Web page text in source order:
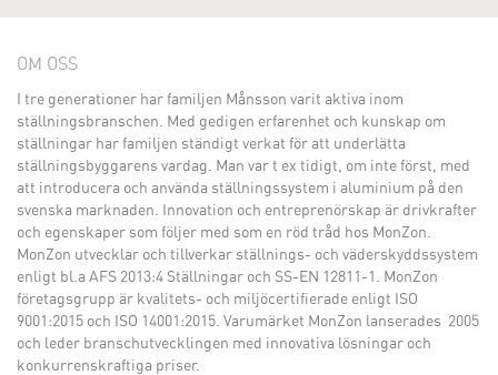
OM OSS
I tre generationer har familjen Månsson varit aktiva inom
ställningsbranschen. Med gedigen erfarenhet och kunskap om
ställningar har familjen ständigt verkat för att underlätta
ställningsbyggarens vardag. Man var t ex tidigt, om inte först, med
att introducera och använda ställningssystem i aluminium på den
svenska marknaden. Innovation och entreprenörskap är drivkrafter
och egenskaper som följer med som en röd tråd hos MonZon.
MonZon utvecklar och tillverkar ställnings- och väderskyddssystem
enligt bl.a AFS 2013:4 Ställningar och SS-EN 12811-1. MonZon
företagsgrupp är kvalitets- och miljöcertifierade enligt ISO
9001:2015 och ISO 14001:2015. Varumärket MonZon lanserades 2005
och leder branschutvecklingen med innovativa lösningar och
konkurrenskraftiga priser.